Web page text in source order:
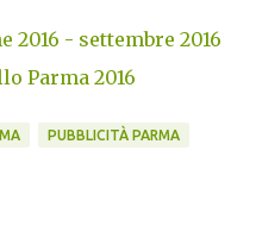
2016 - settembre 2016
Parma 2016
PUBBLICITÀ PARMA